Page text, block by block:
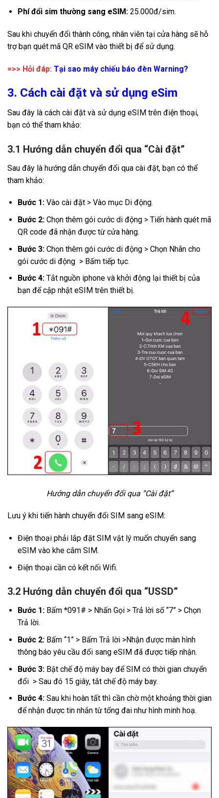
Phí đổi sim thường sang eSIM:25.000đ/sim.
Sau khi chuyển đổi thành công, nhân viên tại cửa hàng sẽ hỗ
trợ bạn quét mã QR eSIM vào thiết bị để sử dụng.
=>> Hỏi đáp: Tại sao máy chiếu báo đèn Warning?
3. Cách cài đặt và sử dụng eSim
Sau đây là cách cài đặt và sử dụng eSIM trên điện thoại,
bạn có thể tham khảo:
3.1 Hướng dẫn chuyển đổi qua “Cài đặt”
Sau đây là hướng dẫn chuyển đổi qua cài đặt, bạn có thể
tham khảo:
Bước 1:Vào cài đặt > Vào mục Di động.
Bước 2:Chọn thêm gói cước di động > Tiến hành quét mã
QR code đã nhận được từ cửa hàng.
Bước 3:Chọn thêm gói cước di động > Chọn Nhãn cho
gói cước di động > Bấm tiếp tục.
Bước 4:Tắt nguồn iphone và khởi động lại thiết bị của
bạn để cập nhật eSIM trên thiết bị.
Hướng dẫn chuyển đổi qua “Cài đặt”
Lưu ý khi tiến hành chuyển đổi SIM sang eSIM:
Điện thoại phải lắp đặt SIM vật lý muốn chuyển sang
eSIM vào khe cắm SIM.
Điện thoại cần có kết nối Wifi.
3.2 Hướng dẫn chuyển đổi qua “USSD”
Bước 1:Bấm *091# > Nhấn Gọi > Trả lời số “7” > Chọn
Trả lời.
Bước 2:Bấm “1” > Bấm Trả lời >Nhận được màn hình
thông báo yêu cầu đổi sang eSIM đã được tiếp nhận.
Bước 3:Bật chế độ máy bay để SIM có thời gian chuyển
đổi > Sau đó 15 giây, tắt chế độ máy bay.
Bước 4:Sau khi hoàn tất thì cần chờ một khoảng thời gian
để nhận được tin nhắn từ tổng đai như hình minh hoạ.